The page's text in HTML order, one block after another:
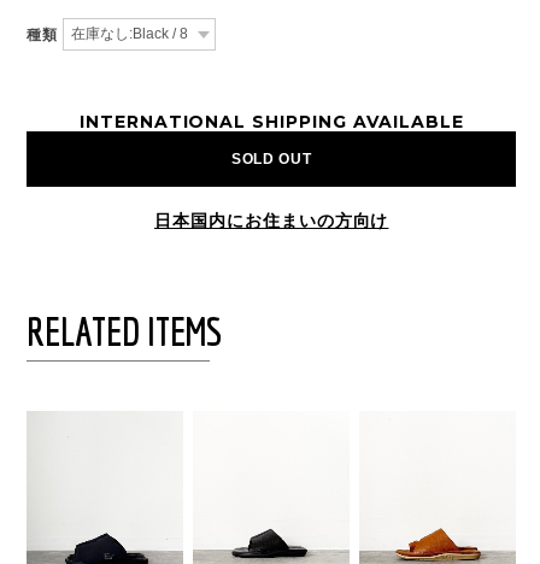
種類
INTERNATIONAL SHIPPING AVAILABLE
SOLD OUT
日本国内にお住まいの方向け
RELATED ITEMS